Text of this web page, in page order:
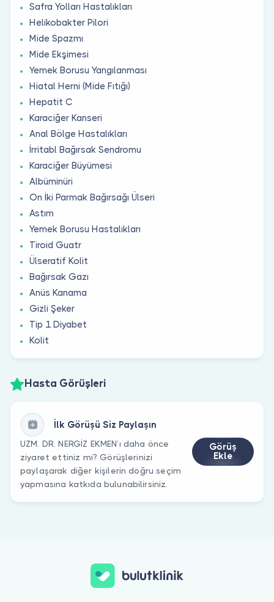
Safra Yolları Hastalıkları
Helikobakter Pilori
Mide Spazmı
Mide Ekşimesi
Yemek Borusu Yangılanması
Hiatal Herni (Mide Fıtığı)
Hepatit C
Karaciğer Kanseri
Anal Bölge Hastalıkları
İrritabl Bağırsak Sendromu
Karaciğer Büyümesi
Albüminüri
On İki Parmak Bağırsağı Ülseri
Astım
Yemek Borusu Hastalıkları
Tiroid Guatr
Ülseratif Kolit
Bağırsak Gazı
Anüs Kanama
Gizli Şeker
Tip 1 Diyabet
Kolit
Hasta Görüşleri
İlk Görüşü Siz Paylaşın
UZM. DR. NERGİZ EKMEN’ı daha önce
ziyaret ettiniz mi? Görüşlerinizi
paylaşarak diğer kişilerin doğru seçim
yapmasına katkıda bulunabilirsiniz.
Görüş
Ekle